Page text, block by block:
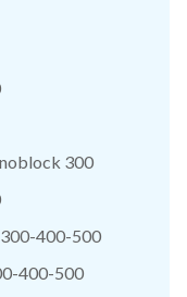
300
400-500
400-500